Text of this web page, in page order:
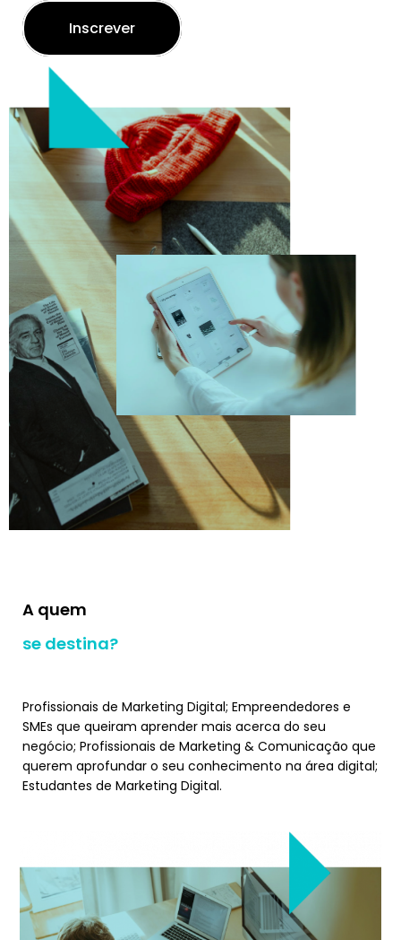
Inscrever
A quem
se destina?
Profissionais de Marketing Digital; Empreendedores e
SMEs que queiram aprender mais acerca do seu
negócio; Profissionais de Marketing & Comunicação que
querem aprofundar o seu conhecimento na área digital;
Estudantes de Marketing Digital.